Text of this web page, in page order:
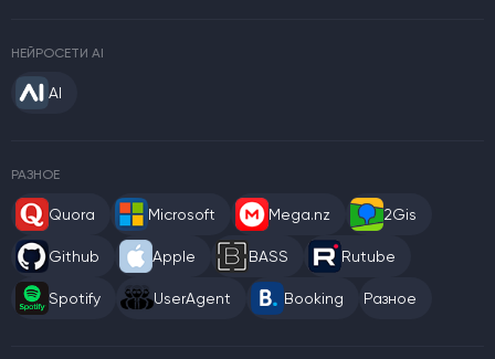
НЕЙРОСЕТИ AI
AI
РАЗНОЕ
Quora Microsoft Mega.nz 2Gis
Github Apple BASS Rutube
Spotify UserAgent Booking Разное